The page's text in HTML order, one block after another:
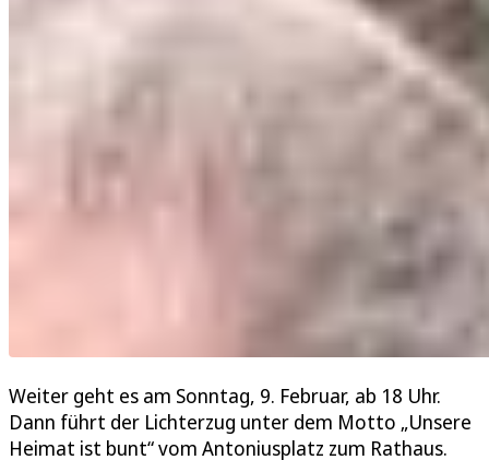
Weiter geht es am Sonntag, 9. Februar, ab 18 Uhr.
Dann führt der Lichterzug unter dem Motto „Unsere
Heimat ist bunt“ vom Antoniusplatz zum Rathaus.